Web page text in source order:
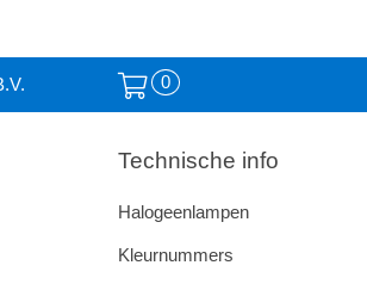
0
Technische info
Halogeenlampen
Kleurnummers